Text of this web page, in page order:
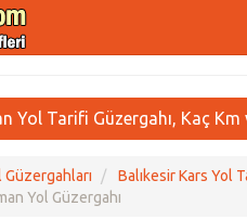
Yol Tarifi Güzergahı, Kaç
Güzergahları
Balıkesir Kars Yol
Yol Güzergahı